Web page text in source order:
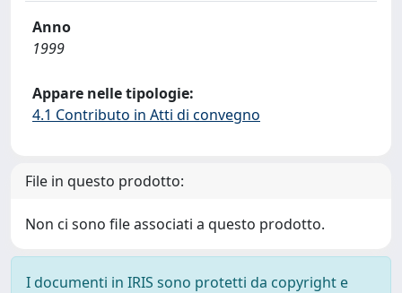
Anno
1999
Appare nelle tipologie:
4.1 Contributo in Atti di convegno
File in questo prodotto:
Non ci sono file associati a questo prodotto.
I documenti in IRIS sono protetti da copyright e